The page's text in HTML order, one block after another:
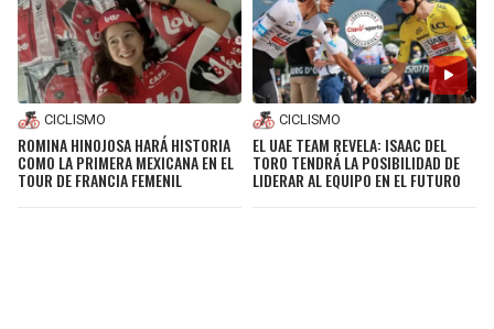
CICLISMO
ROMINA HINOJOSA HARÁ HISTORIA
COMO LA PRIMERA MEXICANA EN EL
TOUR DE FRANCIA FEMENIL
CICLISMO
EL UAE TEAM REVELA: ISAAC DEL
TORO TENDRÁ LA POSIBILIDAD DE
LIDERAR AL EQUIPO EN EL FUTURO